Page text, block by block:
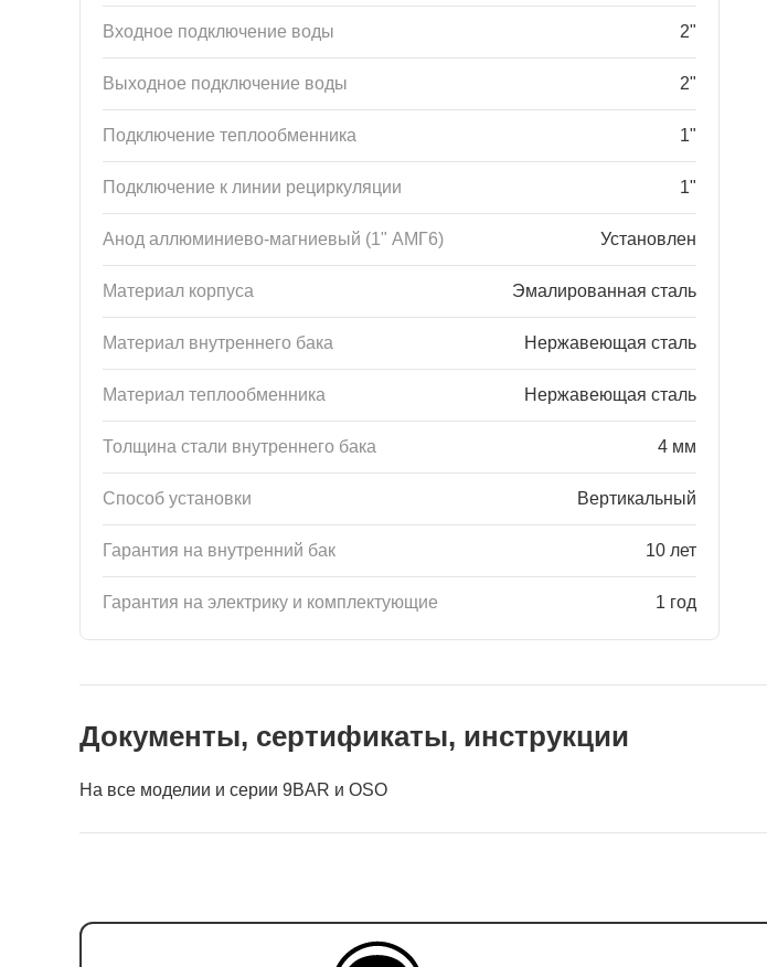
Входное подключение воды 2"
Выходное подключение воды 2"
Подключение теплообменника 1"
Подключение к линии рециркуляции 1"
Анод аллюминиево-магниевый (1" АМГ6) Установлен
Материал корпуса Эмалированная сталь
Материал внутреннего бака Нержавеющая сталь
Материал теплообменника Нержавеющая сталь
Толщина стали внутреннего бака 4 мм
Способ установки Вертикальный
Гарантия на внутренний бак 10 лет
Гарантия на электрику и комплектующие 1 год
Документы, сертификаты, инструкции
На все моделии и серии 9BAR и OSO